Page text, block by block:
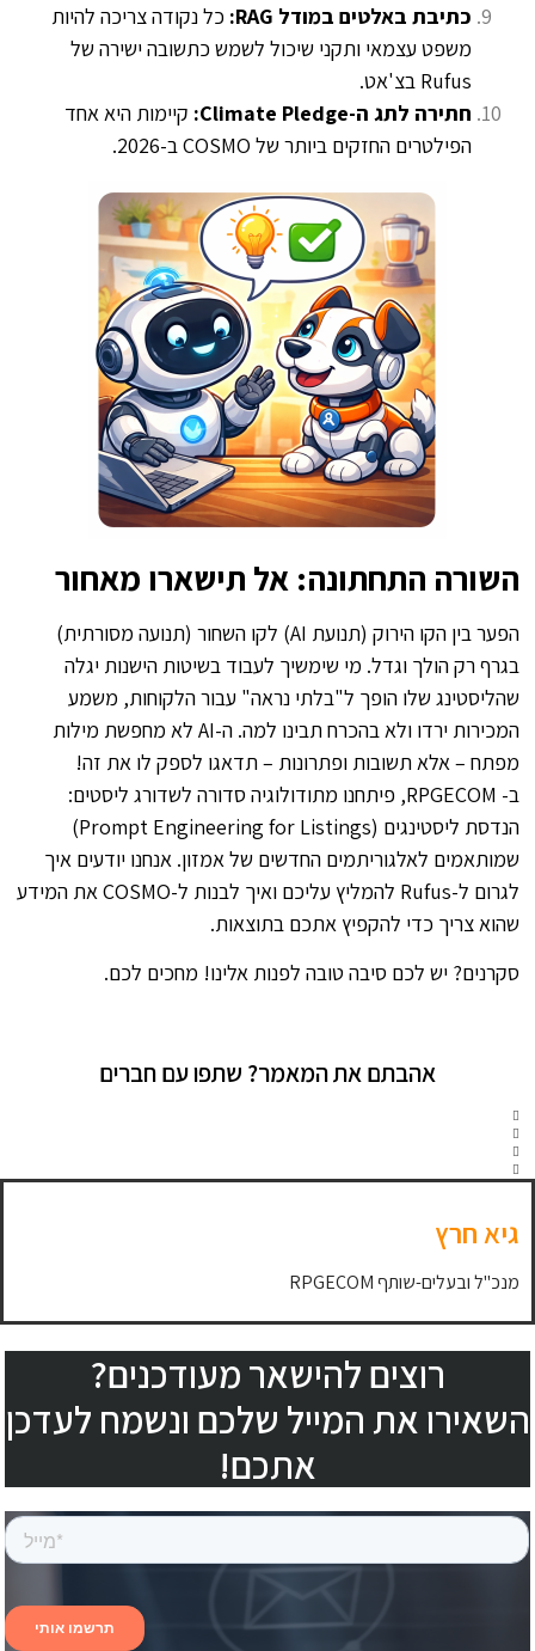
כתיבת באלטים במודל RAG:
כל נקודה צריכה להיות
משפט עצמאי ותקני שיכול לשמש כתשובה ישירה של
Rufus בצ'אט.
חתירה לתג ה-Climate Pledge:
קיימות היא אחד
הפילטרים החזקים ביותר של COSMO ב-2026.
השורה התחתונה: אל תישארו מאחור
הפער בין הקו הירוק (תנועת AI) לקו השחור (תנועה מסורתית)
בגרף רק הולך וגדל. מי שימשיך לעבוד בשיטות הישנות יגלה
שהליסטינג שלו הופך ל"בלתי נראה" עבור הלקוחות, משמע
המכירות ירדו ולא בהכרח תבינו למה. ה-AI לא מחפשת מילות
מפתח – אלא תשובות ופתרונות – תדאגו לספק לו את זה!
ב- RPGECOM, פיתחנו מתודולוגיה סדורה לשדורג ליסטים:
הנדסת ליסטינגים (Prompt Engineering for Listings)
שמותאמים לאלגוריתמים החדשים של אמזון. אנחנו יודעים איך
לגרום ל-Rufus להמליץ עליכם ואיך לבנות ל-COSMO את המידע
שהוא צריך כדי להקפיץ אתכם בתוצאות.
סקרנים? יש לכם סיבה טובה לפנות אלינו! מחכים לכם.
אהבתם את המאמר? שתפו עם חברים
גיא חרץ
מנכ"ל ובעלים-שותף RPGECOM
רוצים להישאר מעודכנים?
השאירו את המייל שלכם ונשמח לעדכן
אתכם!